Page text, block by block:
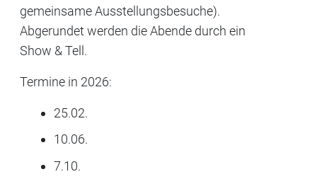
gemeinsame Ausstellungsbesuche).
Abgerundet werden die Abende durch ein
Show & Tell.
Termine in 2026:
25.02.
10.06.
7.10.